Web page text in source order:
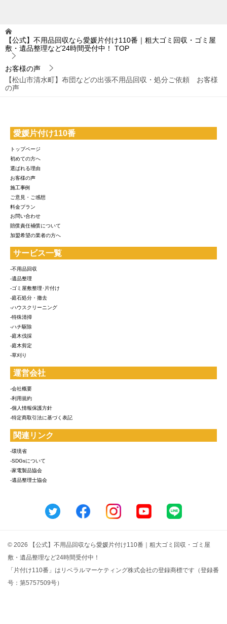
【公式】不用品回収なら愛媛片付け110番｜粗大ゴミ回収・ゴミ屋
敷・遺品整理など24時間受付中！
TOP
お客様の声
【松山市清水町】布団などの出張不用品回収・処分ご依頼 お客様
の声
愛媛片付け110番
トップページ
初めての方へ
選ばれる理由
お客様の声
施工事例
ご意見・ご感想
料金プラン
お問い合わせ
賠償責任補償について
加盟希望の業者の方へ
サービス一覧
-不用品回収
-遺品整理
-ゴミ屋敷整理･片付け
-庭石処分・撤去
-ハウスクリーニング
-特殊清掃
-ハチ駆除
-庭木伐採
-庭木剪定
-草刈り
運営会社
-会社概要
-利用規約
-個人情報保護方針
-特定商取引法に基づく表記
関連リンク
-環境省
-SDGsについて
-家電製品協会
-遺品整理士協会
© 2026 【公式】不用品回収なら愛媛片付け110番｜粗大ゴミ回収・ゴミ屋
敷・遺品整理など24時間受付中！
「片付け110番」はリベラルマーケティング株式会社の登録商標です（登録番
号：第5757509号）